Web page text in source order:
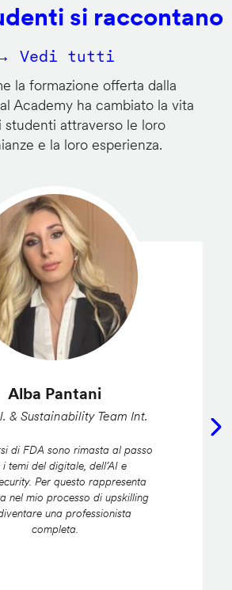
si raccontano
Vedi tutti
la formazione offerta dalla
Academy ha cambiato la vita
studenti attraverso le loro
e la loro esperienza.
Alba Pantani
& Sustainability Team Int.
di FDA sono rimasta al passo
i temi del digitale, dell’AI e
Per questo rappresenta
nel mio processo di upskilling
una professionista
completa.